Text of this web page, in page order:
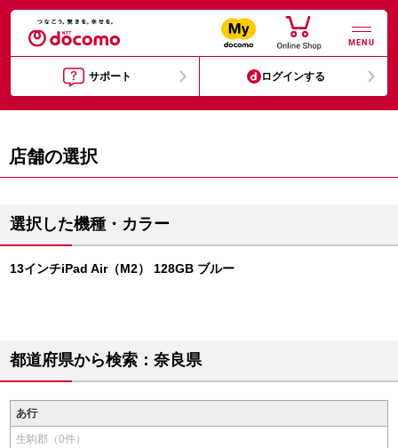
MENU
サポート ログインする
店舗の選択
選択した機種・カラー
13インチiPad Air（M2） 128GB ブルー
都道府県から検索：奈良県
あ行
生駒郡（0件）